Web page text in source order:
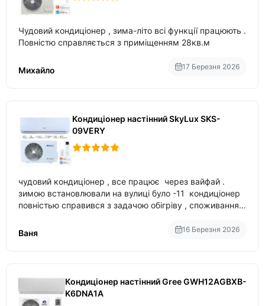
Чудовий кондиціонер , зима-літо всі функції працюють .
Повністю справляється з приміщенням 28кв.м
Михайло 17 Березня 2026
Кондиціонер настінний SkyLux SKS-
09VERY
чудовий кондиціонер , все працює через вайфай .
зимою встановлювали на вулиці було -11 кондиціонер
повністью справився з задачою обігріву , споживання
температури
Ваня 16 Березня 2026
Кондиціонер настінний Gree GWH12AGBXB-
K6DNA1A